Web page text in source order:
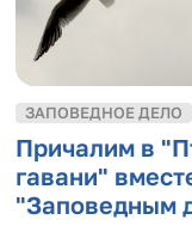
ЗАПОВЕДНОЕ ДЕЛО
Причалим в
гавани"
"Заповедным